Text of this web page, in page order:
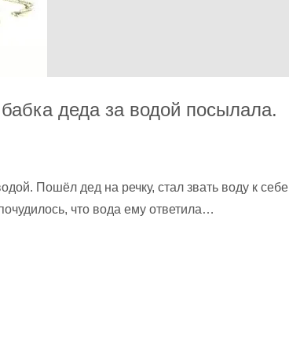
деда за водой посылала.
Пошёл дед на речку, стал звать воду к себе
что вода ему ответила…